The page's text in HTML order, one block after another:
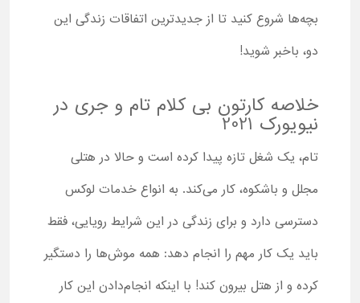
بچه‌ها شروع کنید تا از جدیدترین اتفاقات زندگی این
دو، باخبر شوید!
خلاصه کارتون بی کلام تام و جری در
نیویورک 2021
تام، یک شغل تازه پیدا کرده است و حالا در هتلی
مجلل و باشکوه، کار می‌کند. به انواع خدمات لوکس
دسترسی دارد و برای زندگی در این شرایط رویایی، فقط
باید یک کار مهم را انجام دهد: همه موش‌ها را دستگیر
کرده و از هتل بیرون کند! با اینکه انجام‌دادن این کار